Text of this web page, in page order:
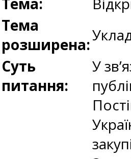
Тема
розширена:
Суть
питання:
У